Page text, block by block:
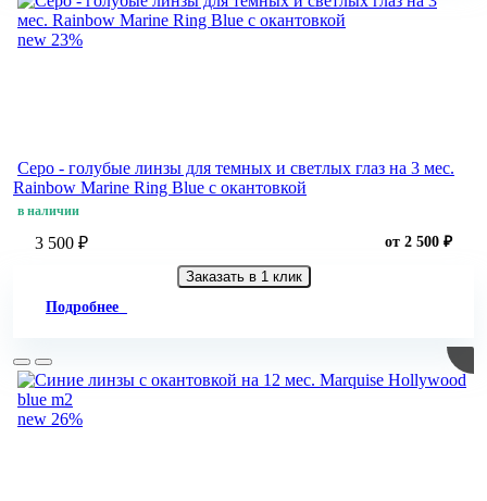
new 23%
Серо - голубые линзы для темных и светлых глаз на 3 мес.
Rainbow Marine Ring Blue с окантовкой
в наличии
3 500 ₽ от 2 500 ₽
Заказать в 1 клик
Подробнее
new 26%